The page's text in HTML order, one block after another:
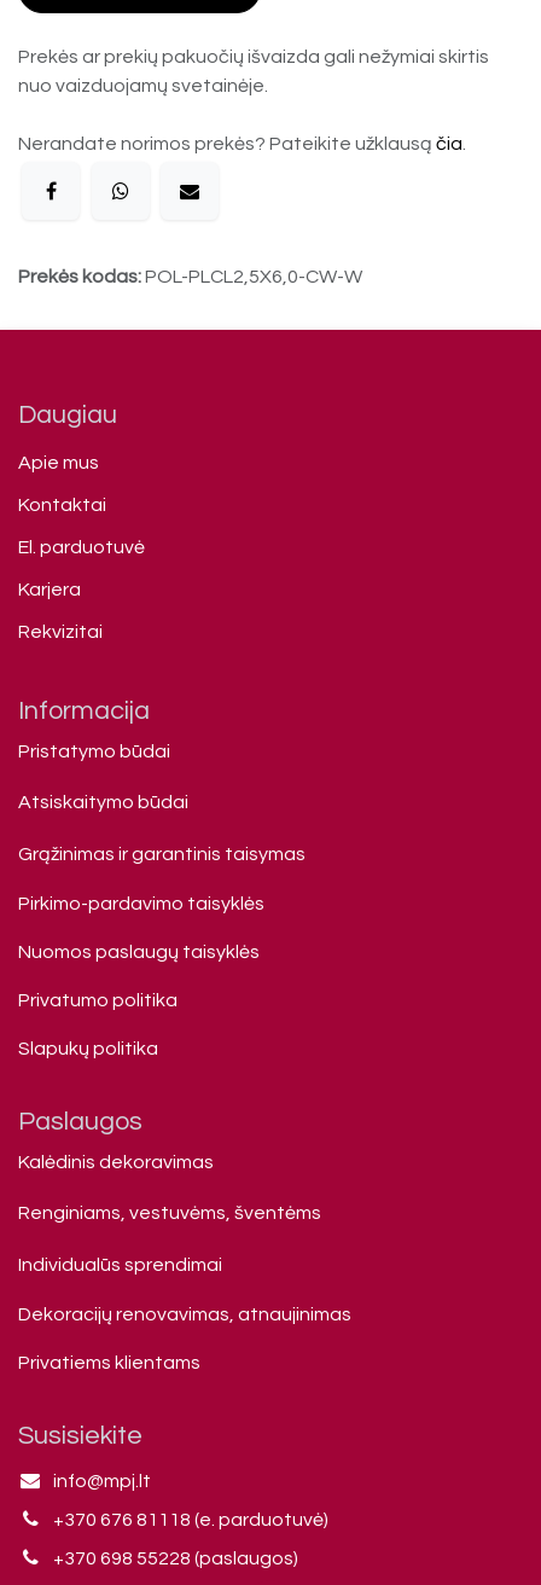
Prekės ar prekių pakuočių išvaizda gali nežymiai skirtis
nuo vaizduojamų svetainėje.
Nerandate norimos prekės? Pateikite užklausą čia
Prekės kodas:POL-PLCL2,5X6,0-CW-W
Daugiau
Apie mus
Kontaktai
El. parduotuvė
Karjera
Rekvizitai
Informacija
Pristatymo būdai
Atsiskaitymo būdai
Grąžinimas ir garantinis taisymas
Pirkimo-pardavimo taisyklės
Nuomos paslaugų taisyklės
Privatumo politika
Slapukų politika
Paslaugos
Kalėdinis dekoravimas
Renginiams, vestuvėms, šventėms
Individualūs sprendimai
Dekoracijų renovavimas, atnaujinimas
Privatiems klienta​ms
Susisiekite
info@mpj.lt
+370 676 81118 (e. parduotuvė)
+370 698 55228 (paslaugos)